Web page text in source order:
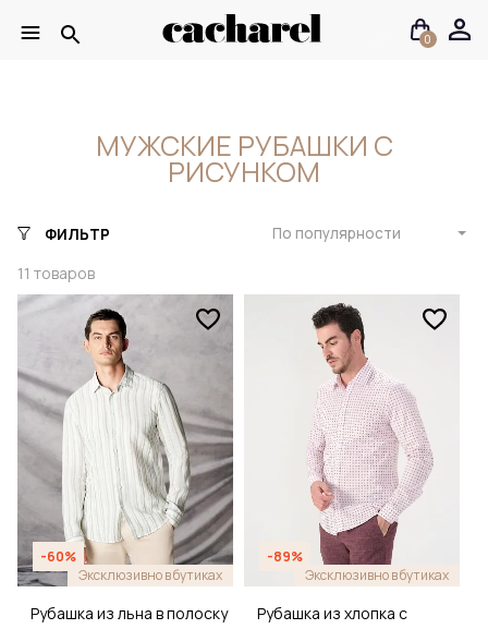
0
МУЖСКИЕ РУБАШКИ С
РИСУНКОМ
ФИЛЬТР
11 товаров
По популярности
-60%
Эксклюзивно в бутиках
Рубашка из льна в полоску
-89%
Эксклюзивно в бутиках
Рубашка из хлопка с